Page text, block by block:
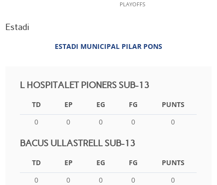
PLAYOFFS
Estadi
ESTADI MUNICIPAL PILAR PONS
L HOSPITALET PIONERS SUB-13
TD EP EG FG
PUNTS
0
0 0 0 0
BACUS ULLASTRELL SUB-13
TD EP EG FG
PUNTS
0
0 0 0 0